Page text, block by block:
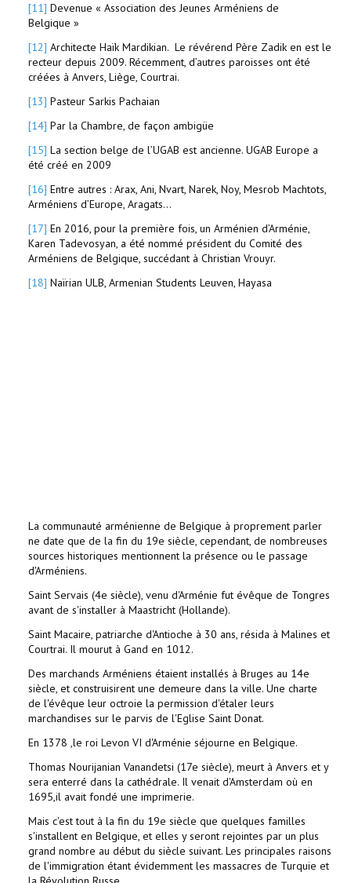
[11] Devenue « Association des Jeunes Arméniens de
Belgique »
[12] Architecte Haïk Mardikian. Le révérend Père Zadik en est le
recteur depuis 2009. Récemment, d’autres paroisses ont été
créées à Anvers, Liège, Courtrai.
[13] Pasteur Sarkis Pachaian
[14] Par la Chambre, de façon ambigüe
[15] La section belge de l’UGAB est ancienne. UGAB Europe a
été créé en 2009
[16] Entre autres : Arax, Ani, Nvart, Narek, Noy, Mesrob Machtots,
Arméniens d’Europe, Aragats...
[17] En 2016, pour la première fois, un Arménien d’Arménie,
Karen Tadevosyan, a été nommé président du Comité des
Arméniens de Belgique, succédant à Christian Vrouyr.
[18] Naïrian ULB, Armenian Students Leuven, Hayasa
La communauté arménienne de Belgique à proprement parler
ne date que de la fin du 19e siècle, cependant, de nombreuses
sources historiques mentionnent la présence ou le passage
d'Arméniens.
Saint Servais (4e siècle), venu d'Arménie fut évêque de Tongres
avant de s'installer à Maastricht (Hollande).
Saint Macaire, patriarche d'Antioche à 30 ans, résida à Malines et
Courtrai. Il mourut à Gand en 1012.
Des marchands Arméniens étaient installés à Bruges au 14e
siècle, et construisirent une demeure dans la ville. Une charte
de l'évêque leur octroie la permission d'étaler leurs
marchandises sur le parvis de l'Eglise Saint Donat.
En 1378 ,le roi Levon VI d'Arménie séjourne en Belgique.
Thomas Nourijanian Vanandetsi (17e siècle), meurt à Anvers et y
sera enterré dans la cathédrale. Il venait d'Amsterdam où en
1695,il avait fondé une imprimerie.
Mais c'est tout à la fin du 19e siècle que quelques familles
s'installent en Belgique, et elles y seront rejointes par un plus
grand nombre au début du siècle suivant. Les principales raisons
de l'immigration étant évidemment les massacres de Turquie et